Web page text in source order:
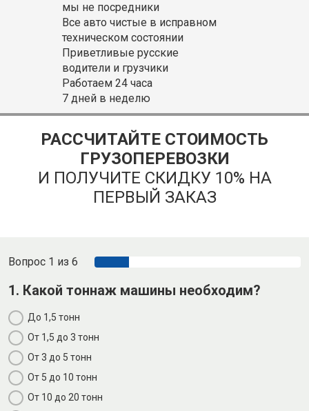
мы не посредники
Все авто чистые в исправном
техническом состоянии
Приветливые русские
водители и грузчики
Работаем 24 часа
7 дней в неделю
РАССЧИТАЙТЕ СТОИМОСТЬ
ГРУЗОПЕРЕВОЗКИ
И ПОЛУЧИТЕ СКИДКУ 10% НА
ПЕРВЫЙ ЗАКАЗ
Вопрос 1 из 6
1. Какой тоннаж машины необходим?
До 1,5 тонн
От 1,5 до 3 тонн
От 3 до 5 тонн
От 5 до 10 тонн
От 10 до 20 тонн